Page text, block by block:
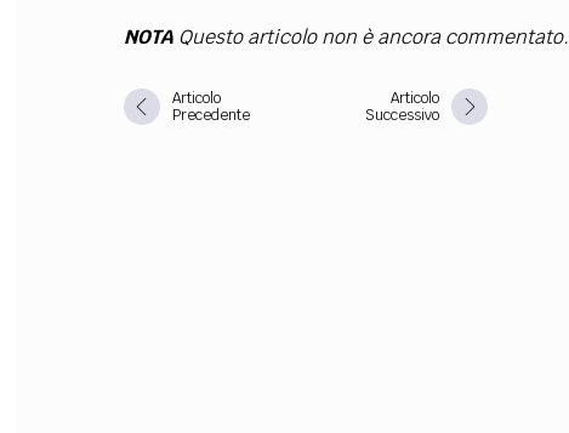
NOTAQuesto articolo non è ancora commentato.
Articolo
Precedente
Articolo
Successivo